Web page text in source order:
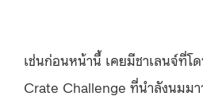
เช่นก่อนหน้านี้ เคยมีชาเลนจ์ที่โ
Crate Challenge ที่นำลังนมม